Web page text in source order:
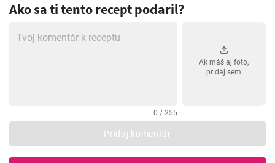
Ako sa ti tento recept podaril?
0 / 255
Ak máš aj foto,
pridaj sem
Pridaj komentár